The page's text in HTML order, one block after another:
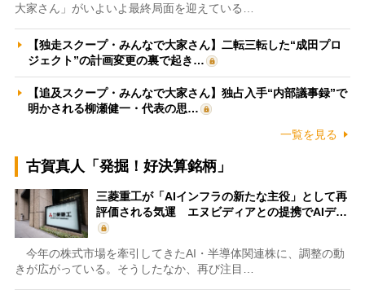
大家さん」がいよいよ最終局面を迎えている…
【独走スクープ・みんなで大家さん】二転三転した“成田プロ
ジェクト”の計画変更の裏で起き…
【追及スクープ・みんなで大家さん】独占入手“内部議事録”で
明かされる柳瀬健一・代表の思…
一覧を見る
古賀真人「発掘！好決算銘柄」
三菱重工が「AIインフラの新たな主役」として再
評価される気運 エヌビディアとの提携でAIデ…
今年の株式市場を牽引してきたAI・半導体関連株に、調整の動
きが広がっている。そうしたなか、再び注目…